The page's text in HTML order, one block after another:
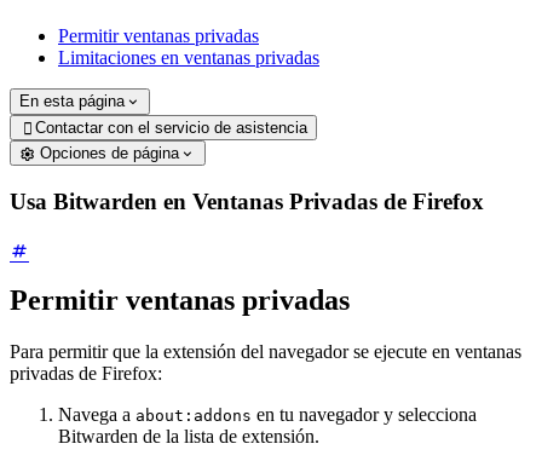
Permitir ventanas privadas
Limitaciones en ventanas privadas
En esta página
 Contactar con el servicio de asistencia
Opciones de página
Usa Bitwarden en Ventanas Privadas de Firefox
Permitir ventanas privadas
Para permitir que la extensión del navegador se ejecute en ventanas
privadas de Firefox:
Navega a about:addons en tu navegador y selecciona
Bitwarden de la lista de extensión.